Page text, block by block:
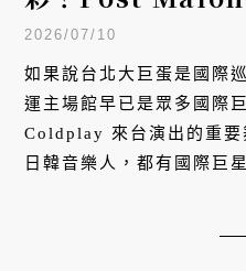
BTS、AAA接力登
2026/07/10
如果說台北大巨蛋是國際
運主場館早已是眾多國際
Coldplay 來台演出的重要
日韓音樂人，都有國際巨